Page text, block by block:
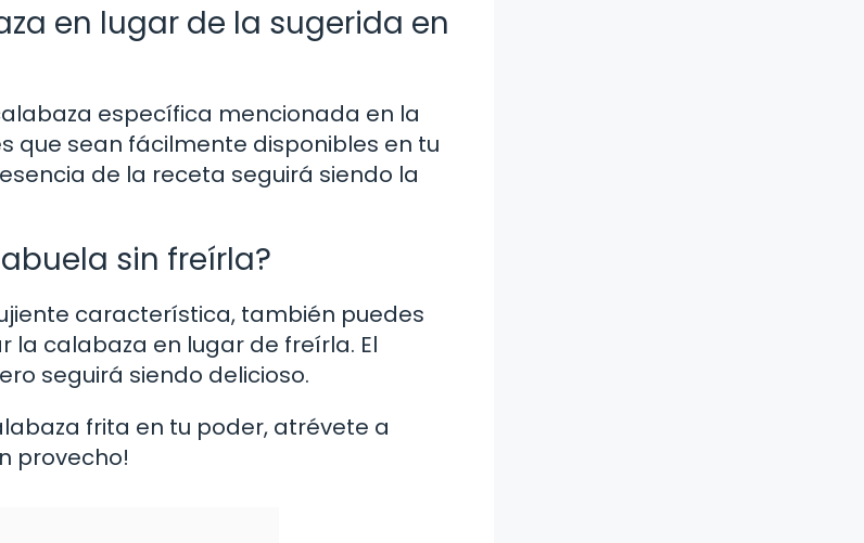
en lugar de la sugerida en
específica mencionada en la
que sean fácilmente disponibles en tu
de la receta seguirá siendo la
sin freírla?
característica, también puedes
calabaza en lugar de freírla. El
seguirá siendo delicioso.
frita en tu poder, atrévete a
provecho!